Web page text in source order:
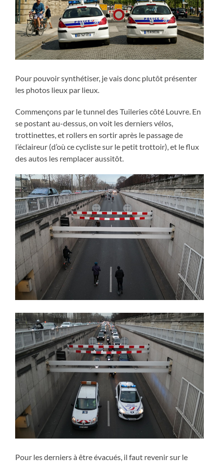
Pour pouvoir synthétiser, je vais donc plutôt présenter
les photos lieux par lieux.
Commençons par le tunnel des Tuileries côté Louvre. En
se postant au-dessus, on voit les derniers vélos,
trottinettes, et rollers en sortir après le passage de
l’éclaireur (d’où ce cycliste sur le petit trottoir), et le flux
des autos les remplacer aussitôt.
Pour les derniers à être évacués, il faut revenir sur le